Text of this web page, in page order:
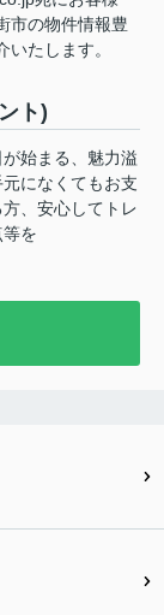
市の物件情報豊
たします。
ト)
始まる、魅力溢
になくてもお支
、安心してトレ
を